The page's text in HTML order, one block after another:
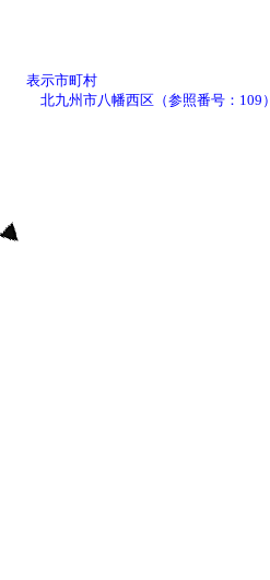
表示市町村
北九州市八幡西区（参照番号：109）